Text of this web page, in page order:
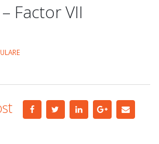
Factor VII